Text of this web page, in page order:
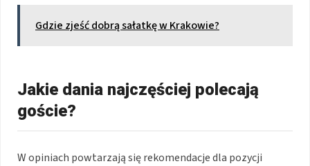
Gdzie zjeść dobrą sałatkę w Krakowie?
Jakie dania najczęściej polecają
goście?
W opiniach powtarzają się rekomendacje dla pozycji